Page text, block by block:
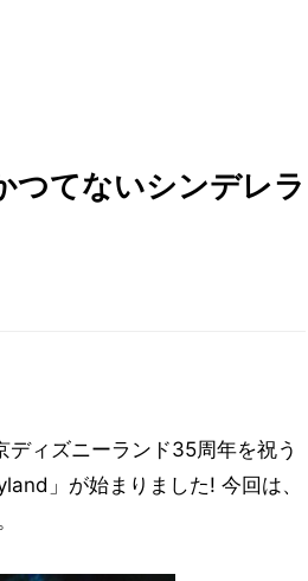
つてないシンデレラ
ィズニーランド35周年を祝う
」が始まりました! 今回は、